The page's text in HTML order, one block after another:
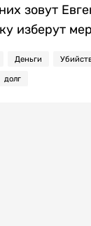
зовут
изберут
Деньги
долг